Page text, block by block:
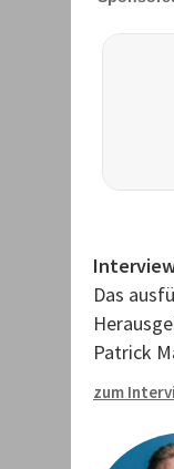
Das
Patrick
zum